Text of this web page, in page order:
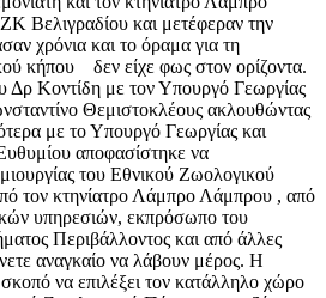
Βελιγραδίου και μετέφεραν την
χρόνια και το όραμα για τη
κήπου δεν είχε φως στον ορίζοντα.
Κοντίδη με τον Υπουργό Γεωργίας
Θεμιστοκλέους ακλουθώντας
με το Υπουργό Γεωργίας και
αποφασίστηκε να
του Εθνικού Ζωολογικού
τον κτηνίατρο Λάμπρο Λάμπρου , από
υπηρεσιών, εκπρόσωπο του
Περιβάλλοντος και από άλλες
αναγκαίο να λάβουν μέρος. Η
να επιλέξει τον κατάλληλο χώρο